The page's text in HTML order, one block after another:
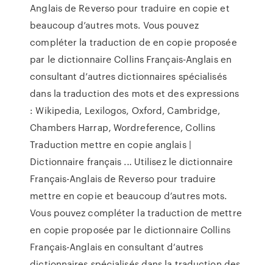
Anglais de Reverso pour traduire en copie et
beaucoup d’autres mots. Vous pouvez
compléter la traduction de en copie proposée
par le dictionnaire Collins Français-Anglais en
consultant d’autres dictionnaires spécialisés
dans la traduction des mots et des expressions
: Wikipedia, Lexilogos, Oxford, Cambridge,
Chambers Harrap, Wordreference, Collins
Traduction mettre en copie anglais |
Dictionnaire français ... Utilisez le dictionnaire
Français-Anglais de Reverso pour traduire
mettre en copie et beaucoup d’autres mots.
Vous pouvez compléter la traduction de mettre
en copie proposée par le dictionnaire Collins
Français-Anglais en consultant d’autres